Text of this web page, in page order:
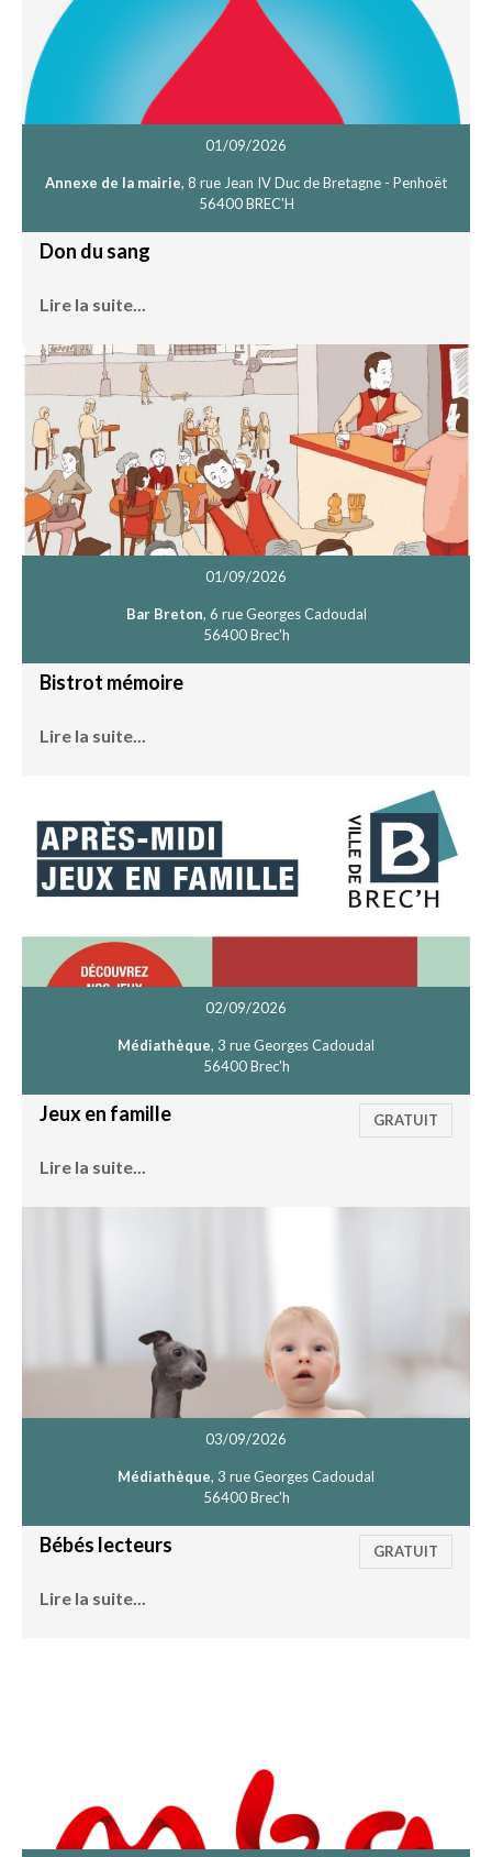
01/09/2026
Annexe de la mairie, 8 rue Jean IV Duc de Bretagne - Penhoët
56400 BREC'H
Don du sang
Lire la suite...
01/09/2026
Bar Breton, 6 rue Georges Cadoudal
56400 Brec'h
Bistrot mémoire
Lire la suite...
02/09/2026
Médiathèque, 3 rue Georges Cadoudal
56400 Brec'h
Jeux en famille GRATUIT
Lire la suite...
03/09/2026
Médiathèque, 3 rue Georges Cadoudal
56400 Brec'h
Bébés lecteurs GRATUIT
Lire la suite...